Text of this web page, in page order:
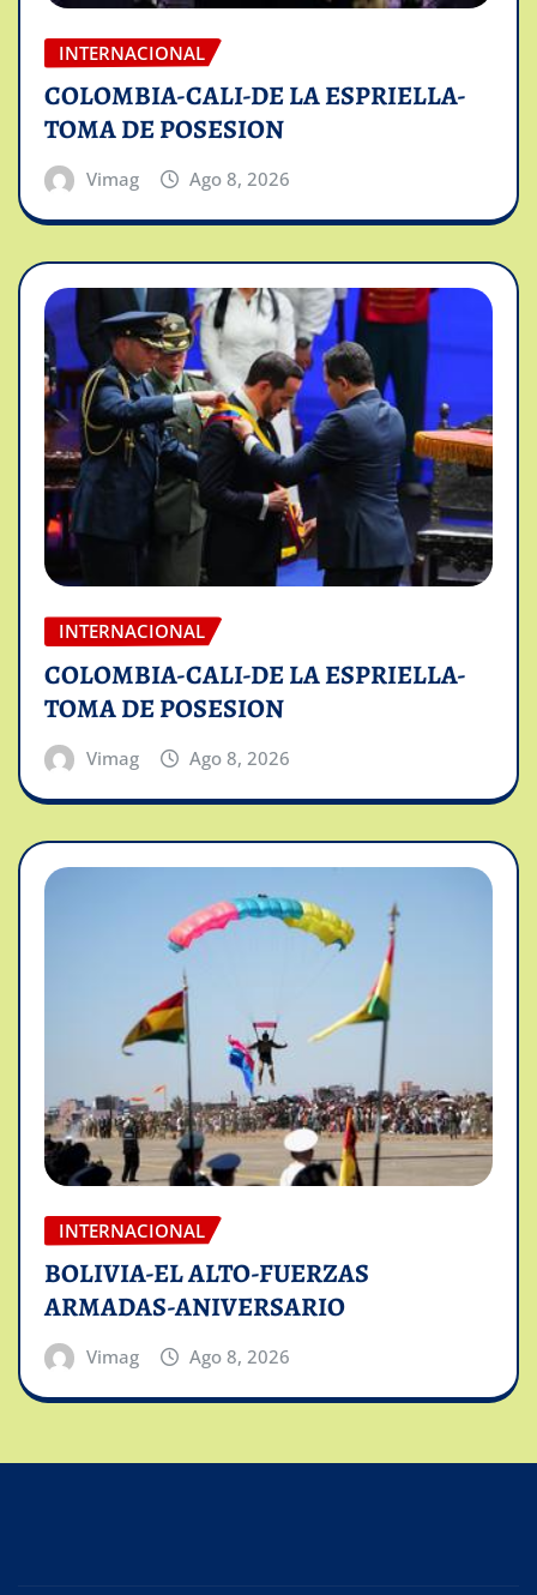
INTERNACIONAL
COLOMBIA-CALI-DE LA ESPRIELLA-
TOMA DE POSESION
Vimag Ago 8, 2026
INTERNACIONAL
COLOMBIA-CALI-DE LA ESPRIELLA-
TOMA DE POSESION
Vimag Ago 8, 2026
INTERNACIONAL
BOLIVIA-EL ALTO-FUERZAS
ARMADAS-ANIVERSARIO
Vimag Ago 8, 2026